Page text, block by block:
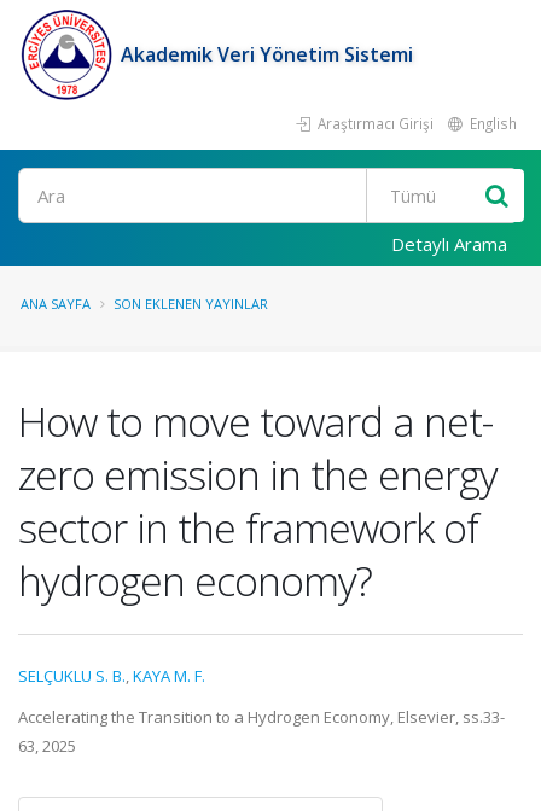
Akademik Veri Yönetim Sistemi
Araştırmacı Girişi English
Ara
Detaylı Arama
ANA SAYFA SON EKLENEN YAYINLAR
How to move toward a net-
zero emission in the energy
sector in the framework of
hydrogen economy?
SELÇUKLU S. B.,KAYA M. F.
Accelerating the Transition to a Hydrogen Economy, Elsevier, ss.33-
63, 2025